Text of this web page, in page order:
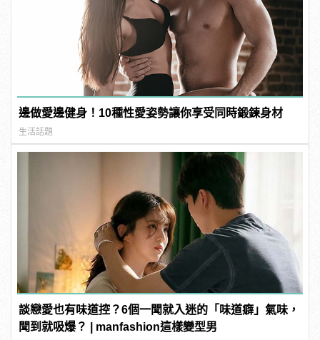
邊做愛邊健身！10種性愛姿勢讓你享受同時鍛鍊身材
生活話題
談戀愛也有味道控？6個一聞就入迷的「味道癖」氣味，
聞到就吸爆？ | manfashion這樣變型男